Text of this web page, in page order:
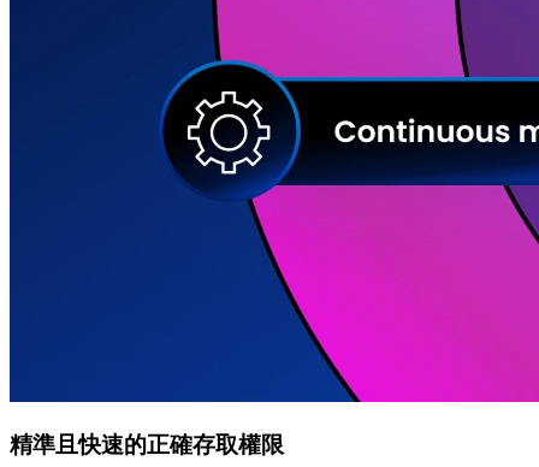
精準且快速的正確存取權限